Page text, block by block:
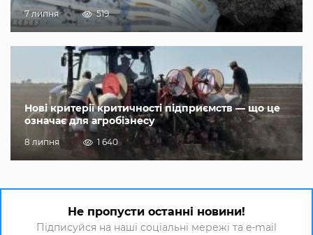
7 липня 519
Нові критерії критичності підприємств — що це
означає для агробізнесу
8 липня 1 640
Не пропусти останні новини!
Підписуйся на наші соціальні мережі та e-mail